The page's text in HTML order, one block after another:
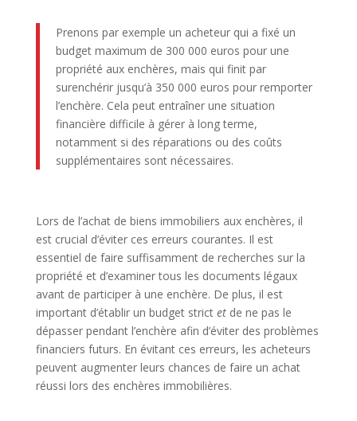
Prenons par exemple un acheteur qui a fixé un
budget maximum de 300 000 euros pour une
propriété aux enchères, mais qui finit par
surenchérir jusqu’à 350 000 euros pour remporter
l’enchère. Cela peut entraîner une situation
financière difficile à gérer à long terme,
notamment si des réparations ou des coûts
supplémentaires sont nécessaires.
Lors de l’achat de biens immobiliers aux enchères, il
est crucial d’éviter ces erreurs courantes. Il est
essentiel de faire suffisamment de recherches sur la
propriété et d’examiner tous les documents légaux
avant de participer à une enchère. De plus, il est
important d’établir un budget strict etde ne pas le
dépasser pendant l’enchère afin d’éviter des problèmes
financiers futurs. En évitant ces erreurs, les acheteurs
peuvent augmenter leurs chances de faire un achat
réussi lors des enchères immobilières.